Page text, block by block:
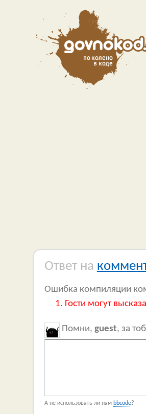
Ответ на
Ошибка компиляции
Гости могут
Помни, guest, за
А не использовать ли нам bbcode?